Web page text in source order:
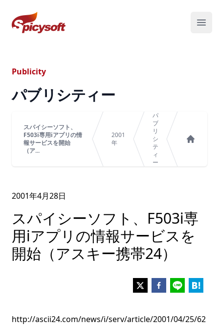
スパイシーソフト株式会社
メニ
Publicity
パブリシティー
スパイシーソフト、
F503i専用iアプリの情
報サービスを開始
（ア...
2001
年
パ
ブ
リ
シ
テ
ィ
ー
2001年4月28日
スパイシーソフト、F503i専
用iアプリの情報サービスを
開始（アスキー携帯24）
http://ascii24.com/news/i/serv/article/2001/04/25/62